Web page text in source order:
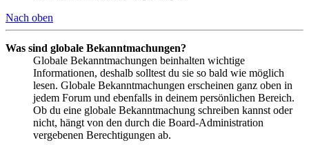
Nach oben
Was sind globale Bekanntmachungen?
Globale Bekanntmachungen beinhalten wichtige
Informationen, deshalb solltest du sie so bald wie möglich
lesen. Globale Bekanntmachungen erscheinen ganz oben in
jedem Forum und ebenfalls in deinem persönlichen Bereich.
Ob du eine globale Bekanntmachung schreiben kannst oder
nicht, hängt von den durch die Board-Administration
vergebenen Berechtigungen ab.